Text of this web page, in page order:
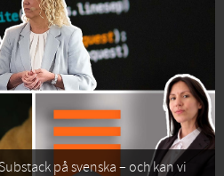
på svenska – och kan vi